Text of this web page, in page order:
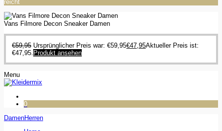
reicht
Vans Filmore Decon Sneaker Damen
€59,95 Ursprünglicher Preis war: €59,95€47,95Aktueller Preis ist:
€47,95. Produkt ansehen
Menu
0
DamenHerren